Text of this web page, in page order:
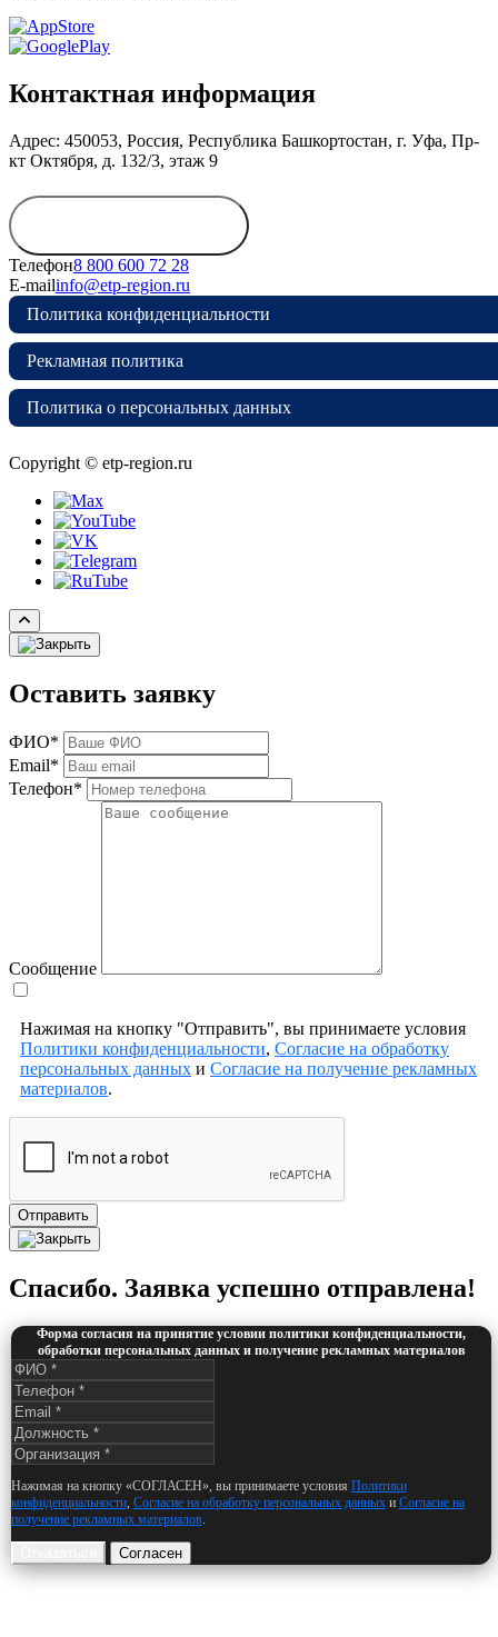
Контактная информация
Адрес: 450053, Россия, Республика Башкортостан, г. Уфа, Пр-
кт Октября, д. 132/3, этаж 9
Телефон8 800 600 72 28
E-mailinfo@etp-region.ru
Политика конфиденциальности
Рекламная политика
Политика о персональных данных
Copyright © etp-region.ru
Оставить заявку
ФИО*
Email*
Телефон*
Сообщение
Нажимая на кнопку "Отправить", вы принимаете условия
Политики конфиденциальности, Согласие на обработку
персональных данных и Согласие на получение рекламных
материалов.
Отправить
Спасибо. Заявка успешно отправлена!
Форма согласия на принятие условии политики конфиденциальности,
обработки персональных данных и получение рекламных материалов
Нажимая на кнопку «СОГЛАСЕН», вы принимаете условия Политики
конфиденциальности, Согласие на обработку персональных данныхи Согласие на
получение рекламных материалов.
Согласен